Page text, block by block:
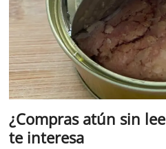
¿Compras atún sin
te interesa